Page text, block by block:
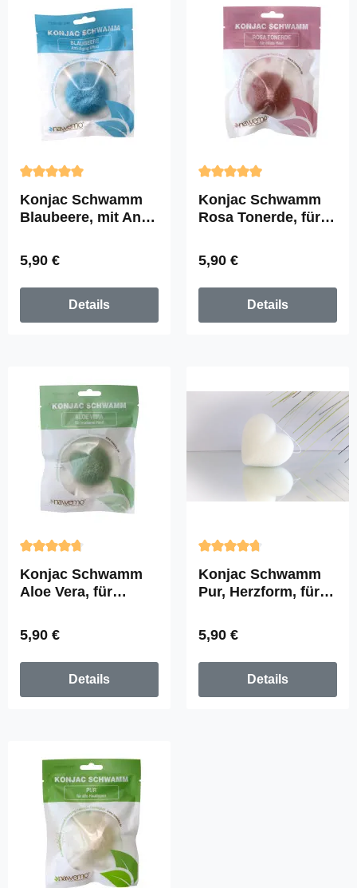
Durchschnittliche Bewertung von 5 von 5 Sternen
Konjac Schwamm
Blaubeere, mit Anti-
Regulärer Preis:
5,90 €
Details
Durchschnittliche
Konjac Schwamm
Rosa Tonerde, für
Regulärer Preis:
5,90 €
Details
Durchschnittliche Bewertung von 4.86 von 5 Sternen
Konjac Schwamm
Aloe Vera, für
empfindliche Haut
Regulärer Preis:
5,90 €
Details
Durchschnittliche
Konjac Schwamm
Pur, Herzform, für
Regulärer Preis:
5,90 €
Details